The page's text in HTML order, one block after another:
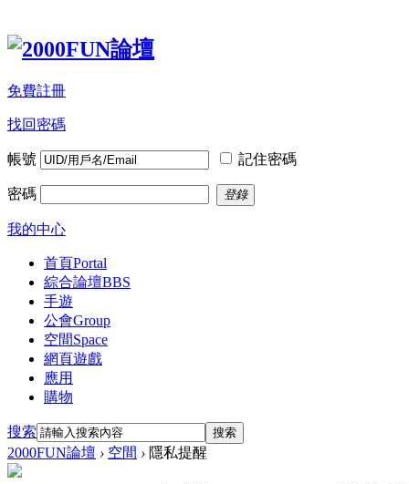
免費註冊
找回密碼
帳號 記住密碼
密碼 登錄
我的中心
首頁Portal
綜合論壇BBS
手遊
公會Group
空間Space
網頁遊戲
應用
購物
搜索 搜索
2000FUN論壇 › 空間 › 隱私提醒